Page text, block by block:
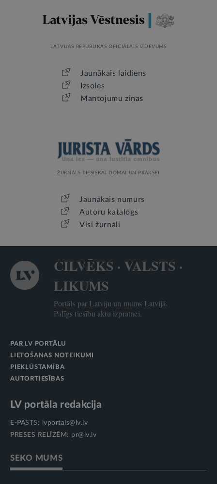
LATVIJAS REPUBLIKAS OFICIĀLAIS IZDEVUMS
Jaunākais laidiens
Izsoles
Mantojumu ziņas
ŽURNĀLS TIESISKAI DOMAI UN PRAKSEI
Jaunākais numurs
Autoru katalogs
Visi žurnāli
CILVĒKS · VALSTS ·
LIKUMS
Portāls par Latviju un mums Latvijā.
Palīgs tiesību aktu izpratnei.
PAR LV PORTĀLU
LIETOŠANAS NOTEIKUMI
PIEKĻŪSTAMĪBA
AUTORTIESĪBAS
LV portāla redakcija
E-PASTS:
lvportals@lv.lv
PRESES RELĪZĒM: pr@lv.lv
SEKO MUMS